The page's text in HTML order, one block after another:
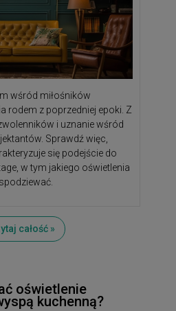
wśród miłośników
rodem z poprzedniej epoki. Z
i uznanie wśród
Sprawdź więc,
się podejście do
w tym jakiego oświetlenia
całość »
oświetlenie
kuchenną?